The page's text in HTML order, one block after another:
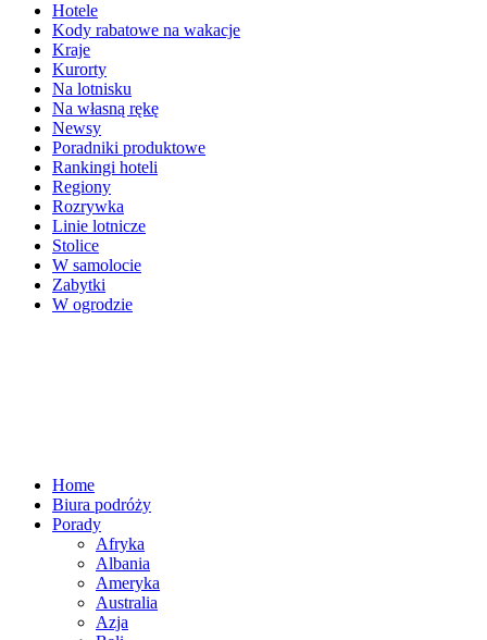
Hotele
Kody rabatowe na wakacje
Kraje
Kurorty
Na lotnisku
Na własną rękę
Newsy
Poradniki produktowe
Rankingi hoteli
Regiony
Rozrywka
Linie lotnicze
Stolice
W samolocie
Zabytki
W ogrodzie
Home
Biura podróży
Porady
Afryka
Albania
Ameryka
Australia
Azja